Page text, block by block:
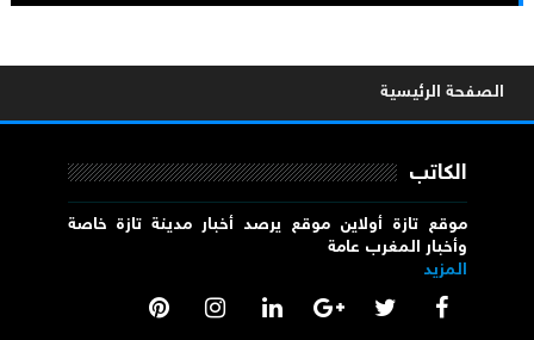
الصفحة الرئيسية
الكاتب
موقع تازة أولاين موقع يرصد أخبار مدينة تازة خاصة
وأخبار المغرب عامة
المزيد